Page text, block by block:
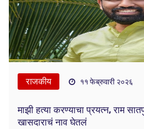
राजकीय ११ फेब्रुवारी २०२६
माझी हत्या करण्याचा प्रयत्न, राम
खासदाराचं नाव घेतलं